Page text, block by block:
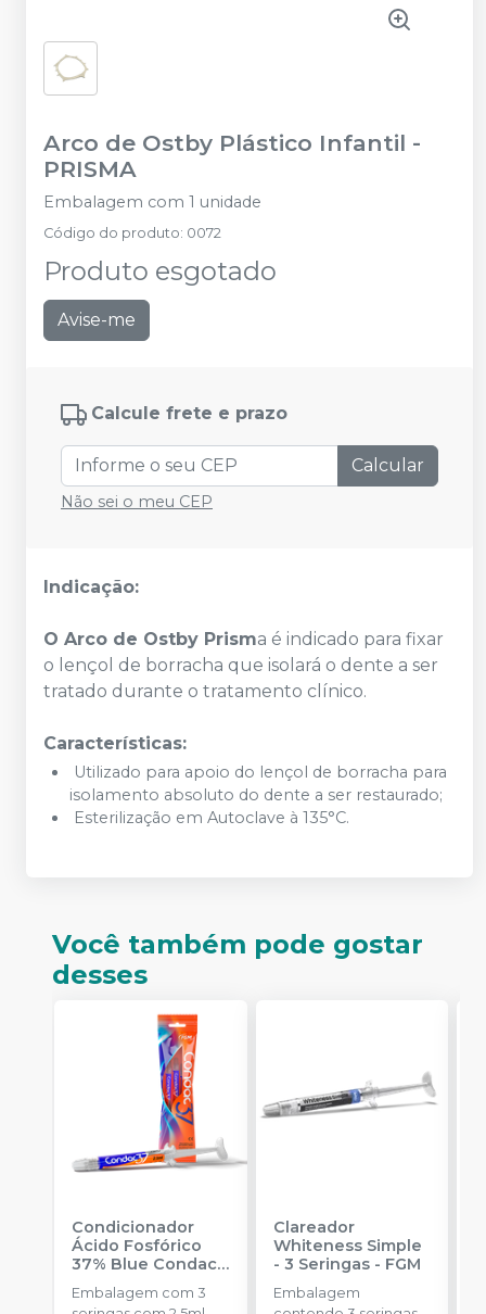
Arco de Ostby Plástico Infantil -
PRISMA
Embalagem com 1 unidade
Código do produto: 0072
Produto esgotado
Avise-me
Calcule frete e prazo
Calcular
Não sei o meu CEP
Indicação:
O Arco de Ostby Prisma é indicado para fixar
o lençol de borracha que isolará o dente a ser
tratado durante o tratamento clínico.
Características:
Utilizado para apoio do lençol de borracha para
isolamento absoluto do dente a ser restaurado;
Esterilização em Autoclave à 135°C.
Você também pode gostar
desses
Condicionador
Ácido Fosfórico
37% Blue Condac-
FGM
Embalagem com 3
Clareador
Whiteness Simple
- 3 Seringas- FGM
Embalagem